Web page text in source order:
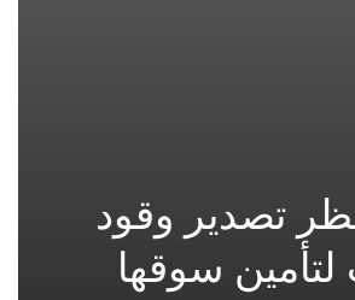
تصدير وقود
لتأمين سوقها